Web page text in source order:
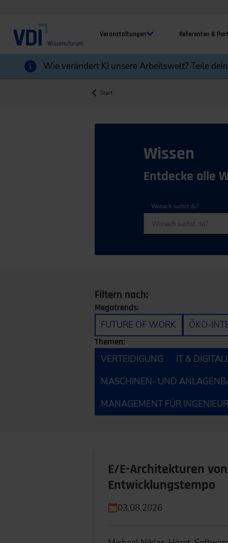
Veranstaltungen Referenten &
Wie verändert KI unsere Arbeitswelt? Teile
Start
Wissen
Entdecke alle
Wonach suchst du?
Filtern nach:
Megatrends:
FUTURE OF WORK ÖKO-
Themen:
VERTEIDIGUNG IT &
MASCHINEN- UND
MANAGEMENT FÜR
E/E-Architekturen
Entwicklungstempo
03.08.2026